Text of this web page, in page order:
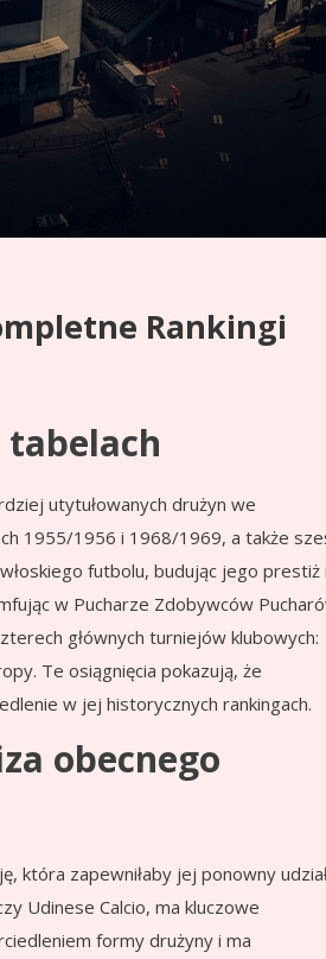
Rankingi
utytułowanych drużyn we
1955/1956 i 1968/1969, a także
futbolu, budując jego prestiż i
w Pucharze Zdobywców
głównych turniejów klubowych:
Te osiągnięcia pokazują, że
w jej historycznych rankingach.
obecnego
która zapewniłaby jej ponowny
Udinese Calcio, ma kluczowe
formy drużyny i ma